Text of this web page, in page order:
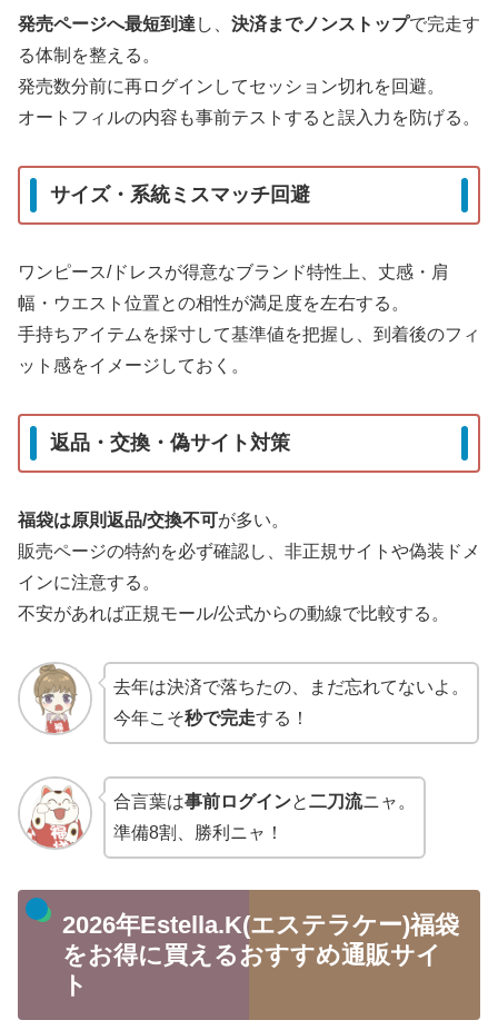
発売ページへ最短到達 し、 決済までノンストップで完走す
る体制を整える。
発売数分前に再ログインしてセッション切れを回避。
オートフィルの内容も事前テストすると誤入力を防げる。
サイズ・系統ミスマッチ回避
ワンピース/ドレスが得意なブランド特性上、丈感・肩
幅・ウエスト位置との相性が満足度を左右する。
手持ちアイテムを採寸して基準値を把握し、到着後のフィ
ット感をイメージしておく。
返品・交換・偽サイト対策
福袋は原則返品/交換不可が多い。
販売ページの特約を必ず確認し、非正規サイトや偽装ドメ
インに注意する。
不安があれば正規モール/公式からの動線で比較する。
去年は決済で落ちたの、まだ忘れてないよ。
今年こそ秒で完走する！
合言葉は事前ログインと二刀流ニャ。
準備8割、勝利ニャ！
2026年Estella.K(エステラケー)福袋
をお得に買えるおすすめ通販サイ
ト